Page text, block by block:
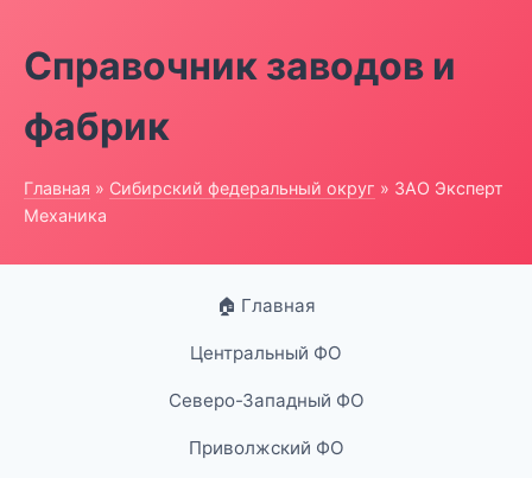
Справочник заводов и
фабрик
Главная » Сибирский федеральный округ » ЗАО Эксперт
Механика
🏠 Главная
Центральный ФО
Северо-Западный ФО
Приволжский ФО